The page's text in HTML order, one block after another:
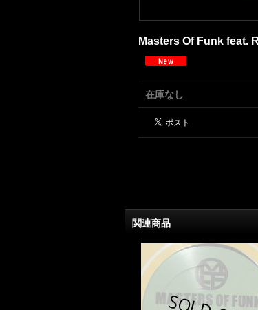
Masters Of Funk feat.
在庫なし
関連商品